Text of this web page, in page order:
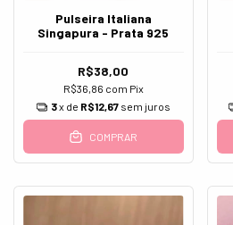
Pulseira Italiana
Singapura - Prata 925
R$38,00
R$36,86 com Pix
3x de R$12,67 sem juros
COMPRAR